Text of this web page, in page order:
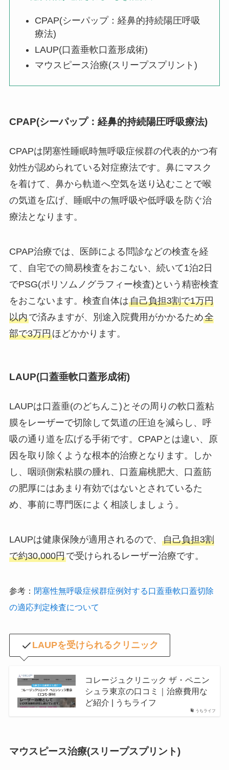
CPAP(シーパップ：経鼻的持続陽圧呼吸
療法)
LAUP(口蓋垂軟口蓋形成術)
マウスピース治療(スリープスプリント)
CPAP(シーパップ：経鼻的持続陽圧呼吸療法)
CPAPは閉塞性睡眠時無呼吸症候群の代表的かつ有
効性が認められている対症療法です。鼻にマスク
を着けて、鼻から軌道へ空気を送り込むことで喉
の気道を広げ、睡眠中の無呼吸や低呼吸を防ぐ治
療法となります。
CPAP治療では、医師による問診などの検査を経
て、自宅での簡易検査をおこない、続いて1泊2日
でPSG(ポリソムノグラフィー検査)という精密検査
をおこないます。検査自体は自己負担3割で1万円
以内で済みますが、別途入院費用がかかるため全
部で3万円ほどかかります。
LAUP(口蓋垂軟口蓋形成術)
LAUPは口蓋垂(のどちんこ)とその周りの軟口蓋粘
膜をレーザーで切除して気道の圧迫を減らし、呼
吸の通り道を広げる手術です。CPAPとは違い、原
因を取り除くような根本的治療となります。しか
し、咽頭側索粘膜の腫れ、口蓋扁桃肥大、口蓋筋
の肥厚にはあまり有効ではないとされているた
め、事前に専門医によく相談しましょう。
LAUPは健康保険が適用されるので、 自己負担3割
で約30,000円で受けられるレーザー治療です。
参考： 閉塞性無呼吸症候群症例対する口蓋垂軟口蓋切除
の適応判定検査について
LAUPを受けられるクリニック
うちライフ
コレージュクリニック ザ・ペニン
シュラ東京の口コミ｜治療費用な
ど紹介 | うちライフ
マウスピース治療(スリープスプリント)